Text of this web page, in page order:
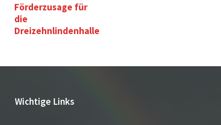
Förderzusage für
die
Dreizehnlindenhalle
Wichtige Links